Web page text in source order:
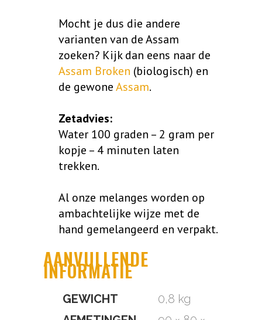
Mocht je dus die andere
varianten van de Assam
zoeken? Kijk dan eens naar de
Assam Broken (biologisch) en
de gewoneAssam.
Zetadvies:
Water 100 graden – 2 gram per
kopje – 4 minuten laten
trekken.
Al onze melanges worden op
ambachtelijke wijze met de
hand gemelangeerd en verpakt.
AANVULLENDE
INFORMATIE
GEWICHT
0,8 kg